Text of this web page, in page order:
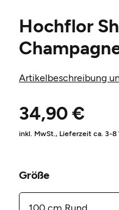
Hochflor
Artikelbeschreibung
34,90 €
inkl. MwSt., Lieferzeit ca. 3-8
Größe